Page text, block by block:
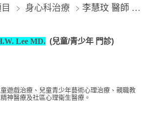
身心科治療 李慧玟 醫師 Vivien H.W. Lee MD. (兒童/青少年 門診)
Lee MD. (兒童/青少年 門診)
遊戲治療、兒童青少年藝術心理治療、親職教
神醫療及社區心理衛生醫療。